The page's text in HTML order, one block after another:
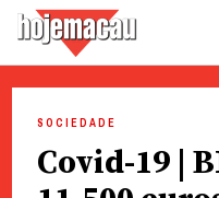
content
SOCIEDADE
Covid-19 |